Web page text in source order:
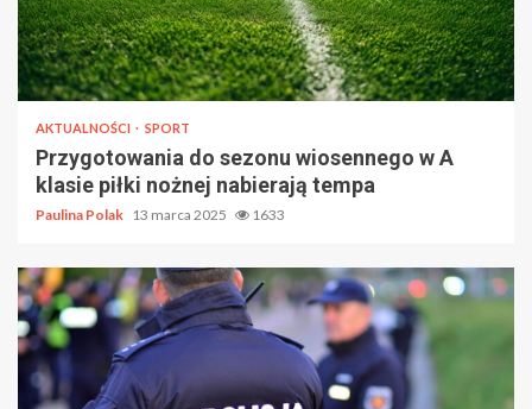
AKTUALNOŚCI SPORT
Przygotowania do sezonu wiosennego w A
klasie piłki nożnej nabierają tempa
Paulina Polak 13 marca 2025 1633